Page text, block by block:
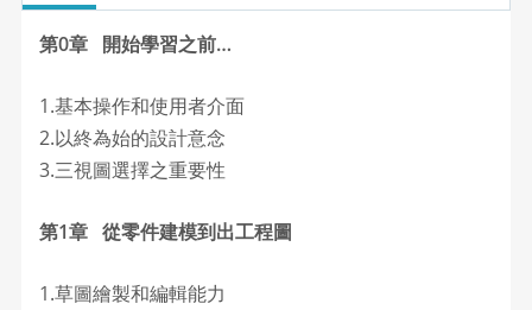
第0章 開始學習之前…
1.基本操作和使用者介面
2.以終為始的設計意念
3.三視圖選擇之重要性
第1章 從零件建模到出工程圖
1.草圖繪製和編輯能力